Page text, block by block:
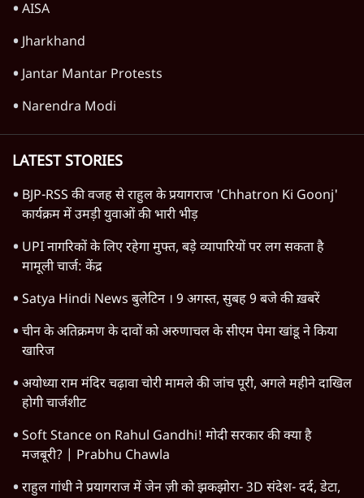
AISA
Jharkhand
Jantar Mantar Protests
Narendra Modi
LATEST STORIES
BJP-RSS की वजह से राहुल के प्रयागराज 'Chhatron Ki Goonj'
कार्यक्रम में उमड़ी युवाओं की भारी भीड़
UPI नागरिकों के लिए रहेगा मुफ्त, बड़े व्यापारियों पर लग सकता है
मामूली चार्ज: केंद्र
Satya Hindi News बुलेटिन । 9 अगस्त, सुबह 9 बजे की ख़बरें
चीन के अतिक्रमण के दावों को अरुणाचल के सीएम पेमा खांडू ने किया
खारिज
अयोध्या राम मंदिर चढ़ावा चोरी मामले की जांच पूरी, अगले महीने दाखिल
होगी चार्जशीट
Soft Stance on Rahul Gandhi! मोदी सरकार की क्या है
मजबूरी? | Prabhu Chawla
राहुल गांधी ने प्रयागराज में जेन ज़ी को झकझोरा- 3D संदेश- दर्द, डेटा,